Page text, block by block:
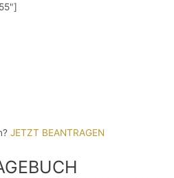
JETZT BEANTRAGEN